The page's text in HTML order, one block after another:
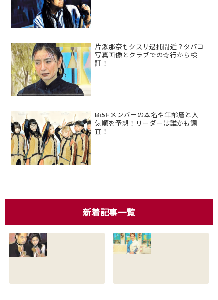
片瀬那奈もクスリ逮捕間近？タバコ
写真画像とクラブでの奇行から検
証！
BiSHメンバーの本名や年齢層と人
気順を予想！リーダーは誰かも調
査！
新着記事一覧